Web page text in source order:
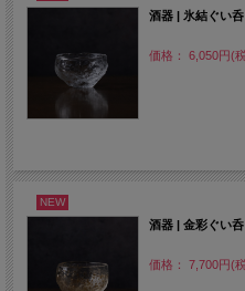
酒器 | 氷結ぐい
価格： 6,050円(
NEW
酒器 | 金彩ぐい
価格： 7,700円(